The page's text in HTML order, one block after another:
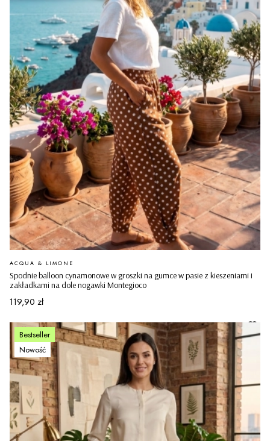
Spodnie balloon cynamonowe w groszki na gumce w pasie z kieszeniami i
zakładkami na dole nogawki Montegioco
PRODUCENT
ACQUA & LIMONE
Cena
119,90 zł
Bestseller
Nowość